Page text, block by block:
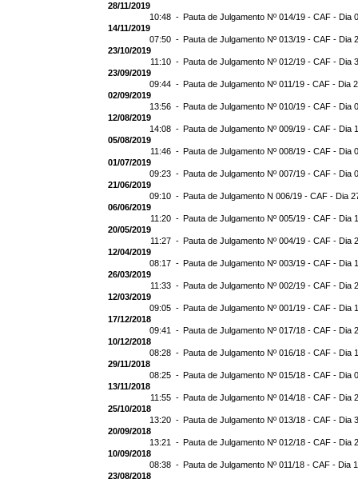
28/11/2019
10:48 - Pauta de Julgamento Nº 014/19 - CAF - Dia
14/11/2019
07:50 - Pauta de Julgamento Nº 013/19 - CAF - Dia
23/10/2019
11:10 - Pauta de Julgamento Nº 012/19 - CAF - Dia
23/09/2019
09:44 - Pauta de Julgamento Nº 011/19 - CAF - Dia
02/09/2019
13:56 - Pauta de Julgamento Nº 010/19 - CAF - Dia
12/08/2019
14:08 - Pauta de Julgamento Nº 009/19 - CAF - Dia
05/08/2019
11:46 - Pauta de Julgamento Nº 008/19 - CAF - Dia
01/07/2019
09:23 - Pauta de Julgamento Nº 007/19 - CAF - Dia
21/06/2019
09:10 - Pauta de Julgamento N 006/19 - CAF - Dia
06/06/2019
11:20 - Pauta de Julgamento Nº 005/19 - CAF - Dia
20/05/2019
11:27 - Pauta de Julgamento Nº 004/19 - CAF - Dia
12/04/2019
08:17 - Pauta de Julgamento Nº 003/19 - CAF - Dia
26/03/2019
11:33 - Pauta de Julgamento Nº 002/19 - CAF - Dia
12/03/2019
09:05 - Pauta de Julgamento Nº 001/19 - CAF - Dia
17/12/2018
09:41 - Pauta de Julgamento Nº 017/18 - CAF - Dia
10/12/2018
08:28 - Pauta de Julgamento Nº 016/18 - CAF - Dia
29/11/2018
08:25 - Pauta de Julgamento Nº 015/18 - CAF - Dia
13/11/2018
11:55 - Pauta de Julgamento Nº 014/18 - CAF - Dia
25/10/2018
13:20 - Pauta de Julgamento Nº 013/18 - CAF - Dia
20/09/2018
13:21 - Pauta de Julgamento Nº 012/18 - CAF - Dia
10/09/2018
08:38 - Pauta de Julgamento Nº 011/18 - CAF - Dia
23/08/2018